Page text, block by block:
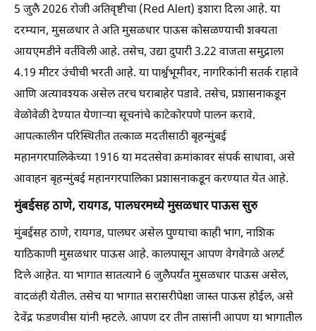
5 जुलै 2026 रोजी अतिवृष्टीचा (Red Alert) इशारा दिला आहे. या
दरम्यान, मुसळधार ते अति मुसळधार पाऊस कोसळण्याची शक्यता
आयएमडीने वर्तविली आहे. तसेच, उद्या दुपारी 3.22 वाजता समुद्राला
4.19 मीटर उंचीची भरती आहे. या पार्श्वभूमीवर, नागरिकांनी सतर्क राहावे
आणि अत्यावश्यक असेल तरच घराबाहेर पडावे. तसेच, प्रशासनाकडून
वेळोवेळी देण्यात येणाऱ्या सूचनांचे काटेकोरपणे पालन करावे.
आपत्कालीन परिस्थितीत तत्काळ मदतीसाठी बृहन्मुंबई
महानगरपालिकेच्या 1916 या मदतसेवा क्रमांकावर संपर्क साधावा, असे
आवाहन बृहन्मुंबई महानगरपालिका प्रशासनाकडून करण्यात येत आहे.
मुंबईसह ठाणे, रायगड, पालघरमध्ये मुसळधार पाऊस सुरु
मुंबईसह ठाणे, रायगड, पालघर असेल पुण्याचा काही भाग, नाशिक
याठिकाणी मुसळधार पाऊस आहे. कालपासून आपण वेगवेगळे अलर्ट
दिले आहेत. या भागात सातत्याने 6 जुलैपर्यंत मुसळधार पाऊस असेल,
वादळंही येतील. तसेच या भागात सरासरीपेक्षा जास्त पाऊस होईल, असे
देवेंद्र फडणवीस यांनी म्हटले. आपण दर तीन तासांनी आपण या भागातील